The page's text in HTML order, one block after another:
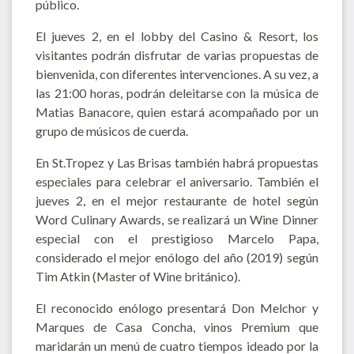
público.
El jueves 2, en el lobby del Casino & Resort, los
visitantes podrán disfrutar de varias propuestas de
bienvenida, con diferentes intervenciones. A su vez, a
las 21:00 horas, podrán deleitarse con la música de
Matias Banacore, quien estará acompañado por un
grupo de músicos de cuerda.
En St.Tropez y Las Brisas también habrá propuestas
especiales para celebrar el aniversario. También el
jueves 2, en el mejor restaurante de hotel según
Word Culinary Awards, se realizará un Wine Dinner
especial con el prestigioso Marcelo Papa,
considerado el mejor enólogo del año (2019) según
Tim Atkin (Master of Wine británico).
El reconocido enólogo presentará Don Melchor y
Marques de Casa Concha, vinos Premium que
maridarán un menú de cuatro tiempos ideado por la